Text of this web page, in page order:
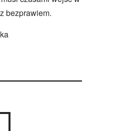
bezprawiem.